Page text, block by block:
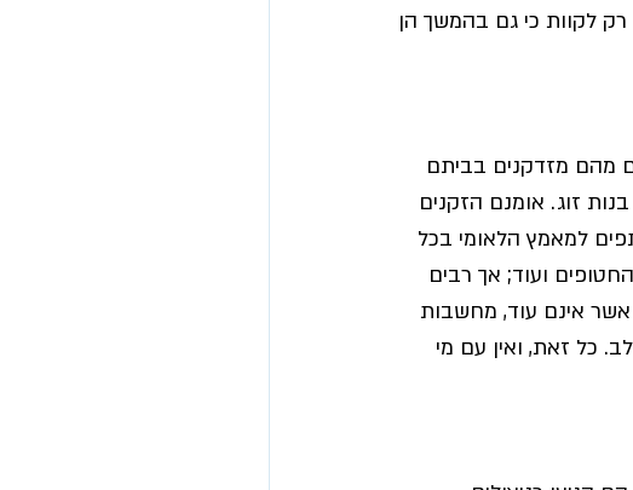
רק לקוות כי גם בהמשך הן
מהם מזדקנים בביתם
זוג. אומנם הזקנים
למאמץ הלאומי בכל
ועוד; אך רבים
אשר אינם עוד, מחשבות
לב. כל זאת, ואין עם מי